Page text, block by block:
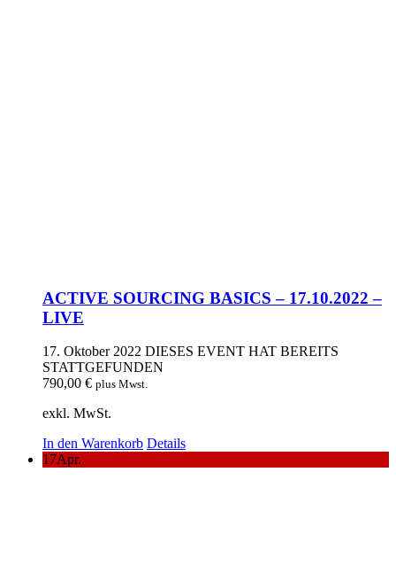
ACTIVE SOURCING BASICS – 17.10.2022 –
LIVE
17. Oktober 2022 DIESES EVENT HAT BEREITS
STATTGEFUNDEN
790,00 € plus Mwst.
exkl. MwSt.
In den Warenkorb Details
17Apr.